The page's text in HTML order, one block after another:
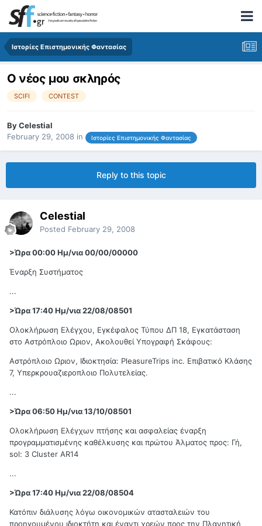
Ιστορίες Επιστημονικής Φαντασίας
Ο νέος μου σκληρός
SCIFI CONTEST
ByCelestial
February 29, 2008 in Ιστορίες Επιστημονικής Φαντασίας
Reply to this topic
Celestial
Posted February 29, 2008
>Ώρα 00:00 Ημ/νια 00/00/00000
Έναρξη Συστήματος
...
>Ώρα 17:40 Ημ/νια 22/08/08501
Ολοκλήρωση Ελέγχου, Εγκέφαλος Τύπου ΔΠ 18, Εγκατάσταση
στο Αστρόπλοιο Ωριον, Ακολουθεί Υπογραφή Σκάφους:
Αστρόπλοιο Ωριον, Ιδιοκτησία: PleasureTrips inc. Επιβατικό Κλάσης
7, Υπερκρουαζιεροπλοιο Πολυτελείας.
...
>Ώρα 06:50 Ημ/νια 13/10/08501
Ολοκλήρωση Ελέγχων πτήσης και ασφαλείας έναρξη
προγραμματισμένης καθέλκυσης και πρώτου Άλματος προς: Γή,
sol: 3 Cluster AR14
...
>Ώρα 17:40 Ημ/νια 22/08/08504
Κατόπιν διάλυσης λόγω οικονομικών ατασταλειών του
προηγουμένου ιδιοκτήτη και έναντι χρεών προς την Πλανητική